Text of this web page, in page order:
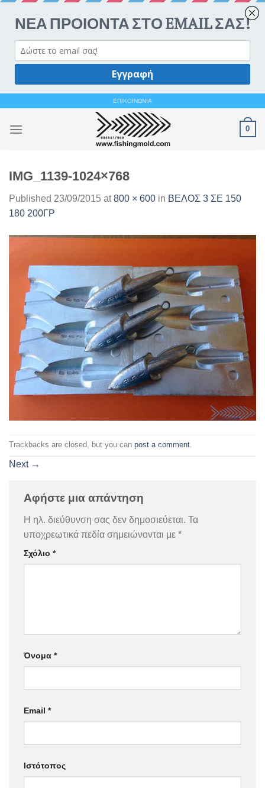
content
ΕΠΙΚΟΙΝΩΝΙΑ
0
IMG_1139-1024×768
Published 23/09/2015 at800 × 600 in ΒΕΛΟΣ 3 ΣΕ 150
180 200ΓΡ
Trackbacks are closed, but you can post a comment.
Next →
Αφήστε μια απάντηση
Η ηλ. διεύθυνση σας δεν δημοσιεύεται. Τα
υποχρεωτικά πεδία σημειώνονται με *
Σχόλιο *
Όνομα *
Email *
Ιστότοπος